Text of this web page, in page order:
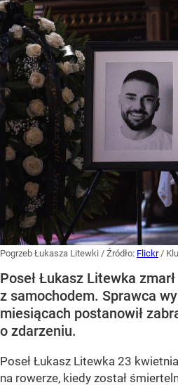
Pogrzeb Łukasza Litewki / Źródło: Flickr /
Poseł Łukasz Litewka
z samochodem. Sprawca
miesiącach postanowił
o zdarzeniu.
Poseł Łukasz Litewka 23
na rowerze, kiedy został